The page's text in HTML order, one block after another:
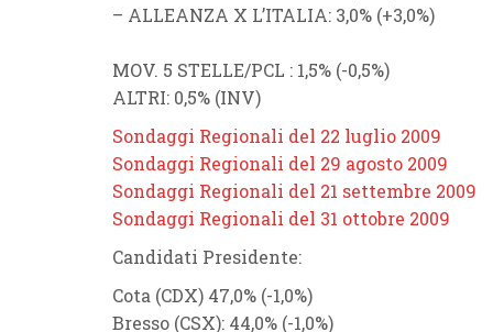
– ALLEANZA X L’ITALIA: 3,0% (+3,0%)
MOV. 5 STELLE/PCL : 1,5% (-0,5%)
ALTRI: 0,5% (INV)
Sondaggi Regionali del 22 luglio 2009
Sondaggi Regionali del 29 agosto 2009
Sondaggi Regionali del 21 settembre 2009
Sondaggi Regionali del 31 ottobre 2009
Candidati Presidente:
Cota (CDX) 47,0% (-1,0%)
Bresso (CSX): 44,0% (-1,0%)